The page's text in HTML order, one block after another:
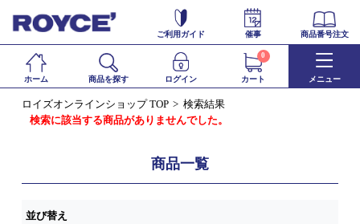
ご利用ガイド 催事 商品番号注文
ホーム 商品を探す ログイン カート
0
メニュー
ロイズオンラインショップ TOP
検索結果
検索に該当する商品がありませんでした。
商品一覧
並び替え